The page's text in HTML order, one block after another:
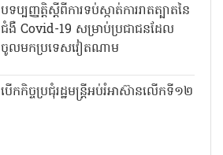
បទប្បញ្ញត្តិស្តីពីការទប់ស្កាត់ការរាតត្បាតនៃ
ជំងឺ Covid-19 សម្រាប់ប្រជាជនដែល
ចូលមកប្រទេសវៀតណាម
បើកកិច្ចប្រជុំរដ្ឋមន្ត្រីអប់រំអាស៊ានលើកទី១២